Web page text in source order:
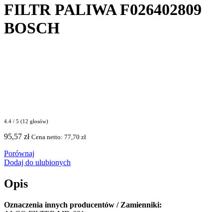
FILTR PALIWA F026402809
BOSCH
4.4 / 5 (12 głosów)
95,57 zł Cena netto: 77,70 zł
Porównaj
Dodaj do ulubionych
Opis
Oznaczenia innych producentów / Zamienniki: